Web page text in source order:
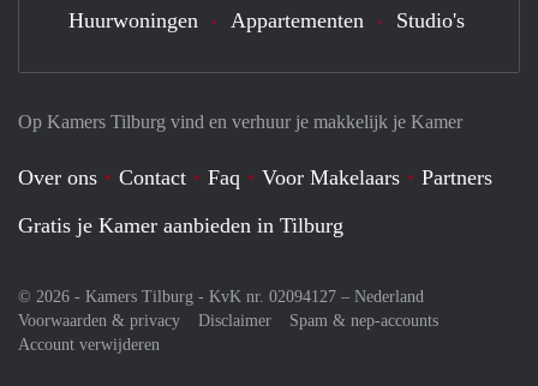
Op Kamers Tilburg vind en verhuur je makkelijk je Kamer
Over ons Contact Faq Voor Makelaars
Partners
Gratis je Kamer aanbieden in Tilburg
© 2026 - Kamers Tilburg - KvK nr. 02094127 – Nederland
Voorwaarden & privacy
Disclaimer
Spam & nep-accounts
Account verwijderen
Huurwoningen Appartementen Studio's